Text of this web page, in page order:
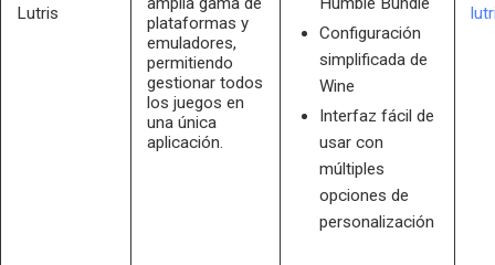
Lutris
plataformas y
emuladores,
permitiendo
gestionar todos
los juegos en
una única
aplicación.
Configuración
simplificada de
Wine
Interfaz fácil de
usar con
múltiples
opciones de
personalización